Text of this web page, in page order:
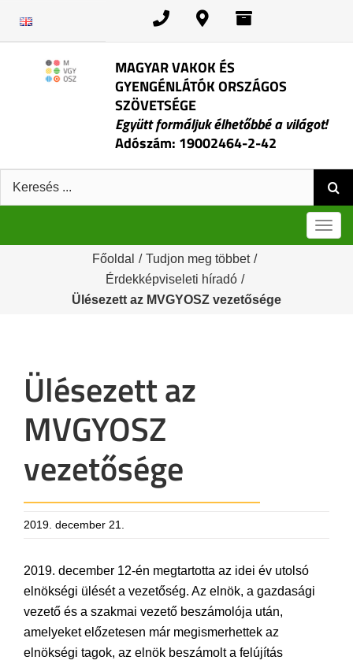
MAGYAR VAKOK ÉS
GYENGÉNLÁTÓK ORSZÁGOS
SZÖVETSÉGE
Együtt formáljuk élhetőbbé a világot!
Adószám: 19002464-2-42
Keresés:
Főoldal / Tudjon meg többet /
Érdekképviseleti híradó /
Ülésezett az MVGYOSZ vezetősége
Ülésezett az
MVGYOSZ
vezetősége
2019. december 21.
2019. december 12-én megtartotta az idei év utolsó
elnökségi ülését a vezetőség. Az elnök, a gazdasági
vezető és a szakmai vezető beszámolója után,
amelyeket előzetesen már megismerhettek az
elnökségi tagok, az elnök beszámolt a felújítás